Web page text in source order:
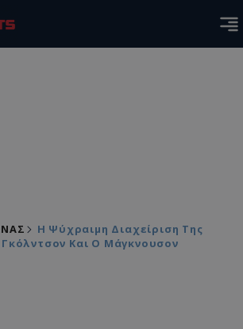
Η Ψύχραιμη Διαχείριση Της
Και Ο Μάγκνουσον